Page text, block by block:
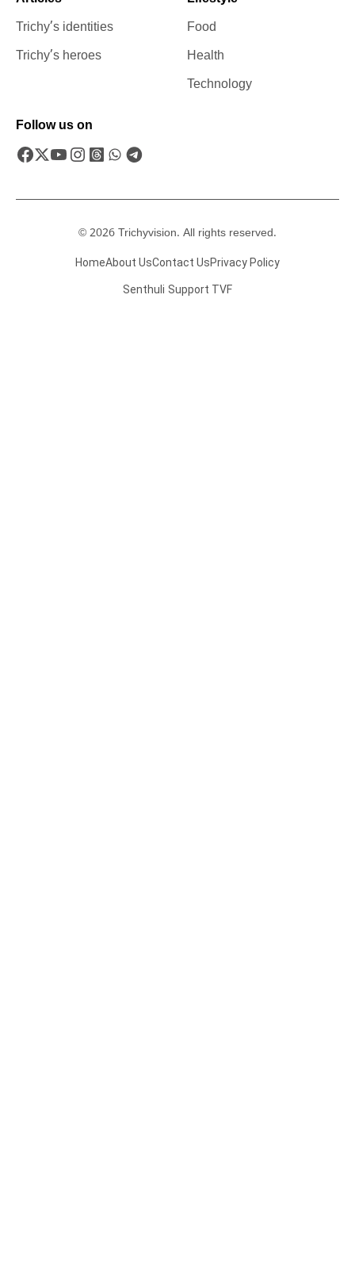
Trichy’s identities
Trichy’s heroes
Food
Health
Technology
Follow us on
© 2026 Trichyvision. All rights reserved.
HomeAbout UsContact UsPrivacy Policy
Senthuli Support TVF